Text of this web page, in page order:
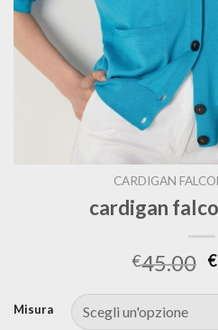
CARDIGAN
cardigan
€45.00 €
Misura